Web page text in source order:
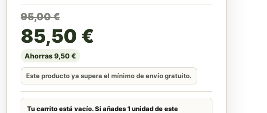
95,00€
El precio original era:
85,50 €
El precio actual es: 85,50
Ahorras 9,50 €
Este producto ya supera el mínimo de envío gratuito.
Tu carrito está vacío. Si añades 1 unidad de este